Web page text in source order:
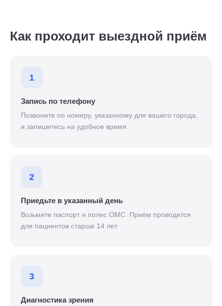
Как проходит выездной приём
1
Запись по телефону
Позвоните по номеру, указанному для вашего города,
и запишитесь на удобное время.
2
Приедьте в указанный день
Возьмите паспорт и полис ОМС. Приём проводится
для пациентов старше 14 лет.
3
Диагностика зрения